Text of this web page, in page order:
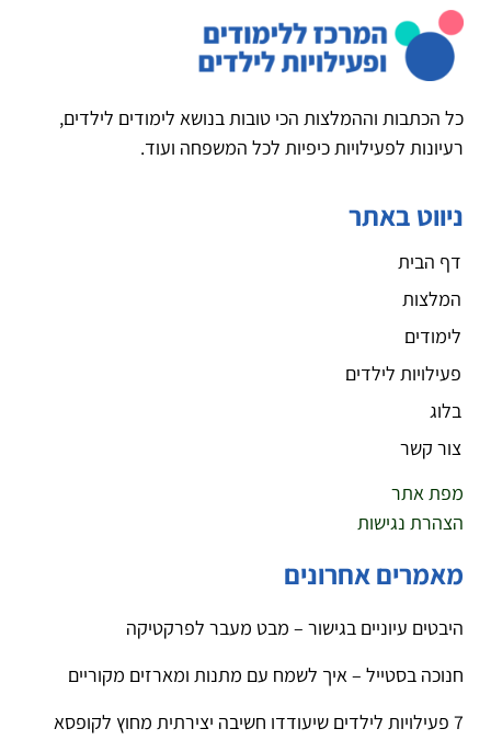
כל הכתבות וההמלצות הכי טובות בנושא לימודים לילדים,
רעיונות לפעילויות כיפיות לכל המשפחה ועוד.
ניווט באתר
דף הבית
המלצות
לימודים
פעילויות לילדים
בלוג
צור קשר
מפת אתר
הצהרת נגישות
מאמרים אחרונים
היבטים עיוניים בגישור – מבט מעבר לפרקטיקה
חנוכה בסטייל – איך לשמח עם מתנות ומארזים מקוריים
7 פעילויות לילדים שיעודדו חשיבה יצירתית מחוץ לקופסא